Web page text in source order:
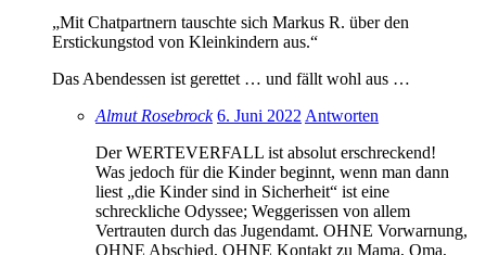
„Mit Chatpartnern tauschte sich Markus R. über den
Erstickungstod von Kleinkindern aus.“
Das Abendessen ist gerettet … und fällt wohl aus …
Almut Rosebrock 6. Juni 2022 Antworten
Der WERTEVERFALL ist absolut erschreckend!
Was jedoch für die Kinder beginnt, wenn man dann
liest „die Kinder sind in Sicherheit“ ist eine
schreckliche Odyssee; Weggerissen von allem
Vertrauten durch das Jugendamt. OHNE Vorwarnung,
OHNE Abschied, OHNE Kontakt zu Mama, Oma,